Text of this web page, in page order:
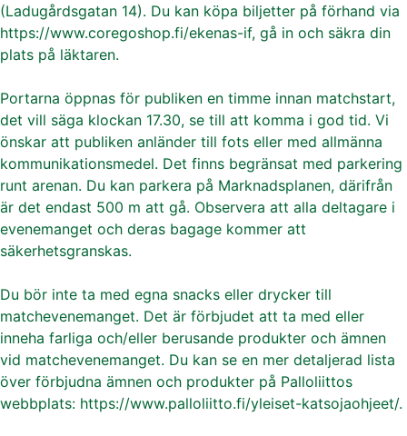
(Ladugårdsgatan 14). Du kan köpa biljetter på förhand via
https://www.coregoshop.fi/ekenas-if, gå in och säkra din
plats på läktaren.
Portarna öppnas för publiken en timme innan matchstart,
det vill säga klockan 17.30, se till att komma i god tid. Vi
önskar att publiken anländer till fots eller med allmänna
kommunikationsmedel. Det finns begränsat med parkering
runt arenan. Du kan parkera på Marknadsplanen, därifrån
är det endast 500 m att gå. Observera att alla deltagare i
evenemanget och deras bagage kommer att
säkerhetsgranskas.
Du bör inte ta med egna snacks eller drycker till
matchevenemanget. Det är förbjudet att ta med eller
inneha farliga och/eller berusande produkter och ämnen
vid matchevenemanget. Du kan se en mer detaljerad lista
över förbjudna ämnen och produkter på Palloliittos
webbplats: https://www.palloliitto.fi/yleiset-katsojaohjeet/.